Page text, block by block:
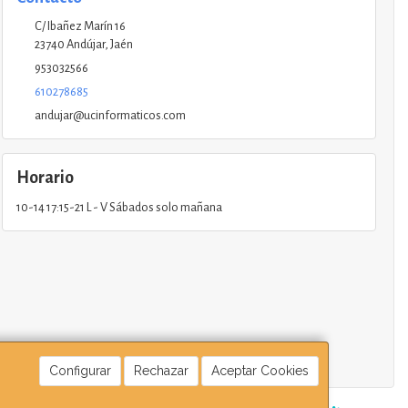
Configurar Rechazar Aceptar Cookies
C/ Ibañez Marín 16
23740 Andújar, Jaén
953032566
610278685
andujar@ucinformaticos.com
Horario
10-14 17:15-21 L - V Sábados solo mañana